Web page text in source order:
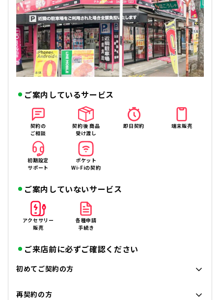
ご案内しているサービス
契約の
ご相談
契約後 商品
受け渡し
即日契約 端末販売
初期設定
サポート
ポケット
Wi-Fiの契約
ご案内していないサービス
アクセサリー
販売
各種申請
手続き
ご来店前に必ずご確認ください
初めてご契約の方
再契約の方